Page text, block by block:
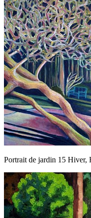
Portrait de jardin 15 Hiver,